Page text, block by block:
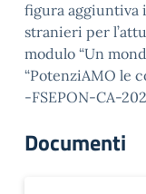
figura aggiuntiva
stranieri per
modulo “Un
“PotenziAMO le
-FSEPON-CA-
Documenti